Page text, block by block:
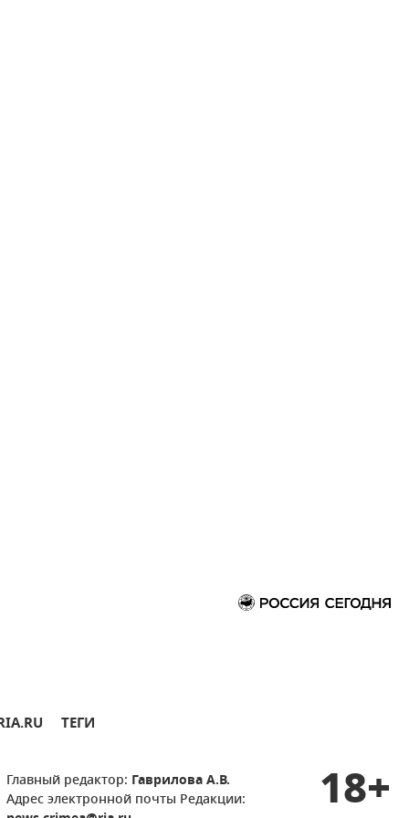
ТЕГИ
Главный редактор: Гаврилова А.В.
Адрес электронной почты Редакции:
18+